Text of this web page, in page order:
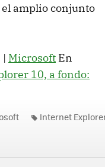
amplio conjunto
| Microsoft En
10, a fondo:
Internet